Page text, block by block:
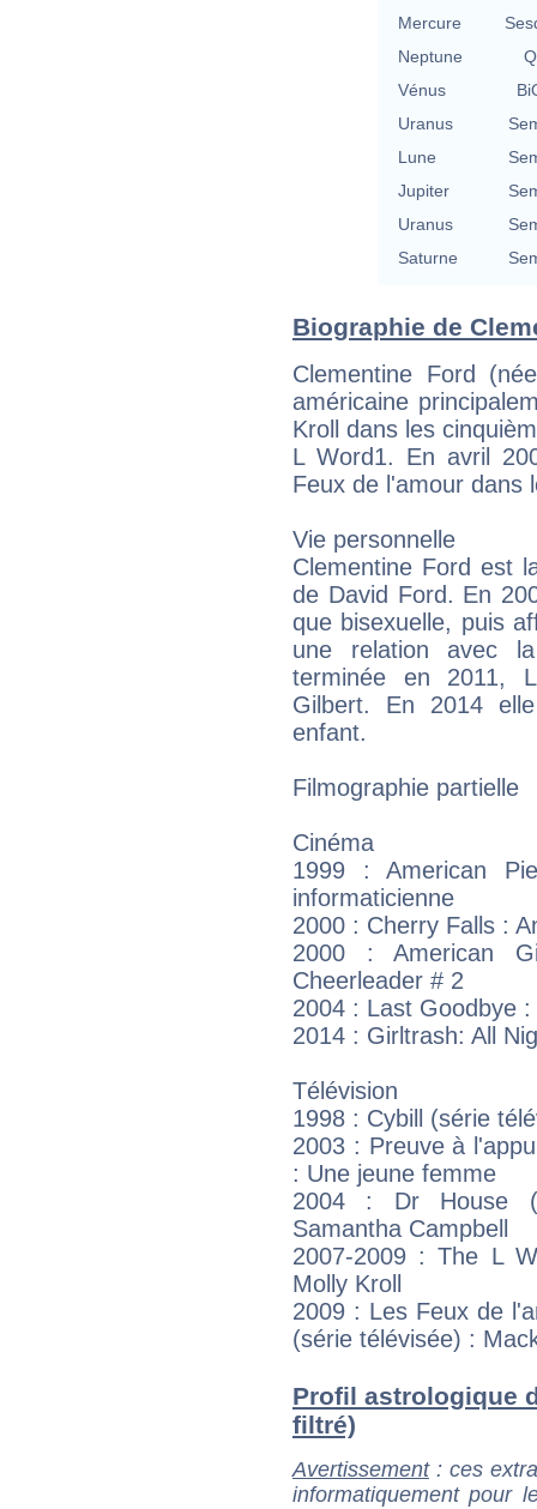
Mercure
Neptune
Vénus
Uranus
Lune
Jupiter
Uranus
Saturne
Biographie de
Clementine Ford
américaine
Kroll dans les
L Word1. En avril
Feux de l'amour dans
Vie personnelle
Clementine Ford est
de David Ford. En
que bisexuelle, puis
une relation avec
terminée en 2011,
Gilbert. En 2014
enfant.
Filmographie partielle
Cinéma
1999 : American
informaticienne
2000 : Cherry Falls :
2000 : American
Cheerleader # 2
2004 : Last Goodbye :
2014 : Girltrash: All
Télévision
1998 : Cybill (série
2003 : Preuve à
: Une jeune femme
2004 : Dr House
Samantha Campbell
2007-2009 : The L
Molly Kroll
2009 : Les Feux de
(série télévisée) :
Profil astrologique
filtré)
Avertissement: ces
informatiquement pour